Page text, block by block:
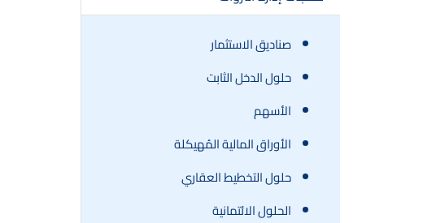
صناديق الاستثمار
حلول الدخل الثابت
الأسهم
الأوراق المالية المُهيكلة
حلول التخطيط العقاري
الحلول الائتمانية